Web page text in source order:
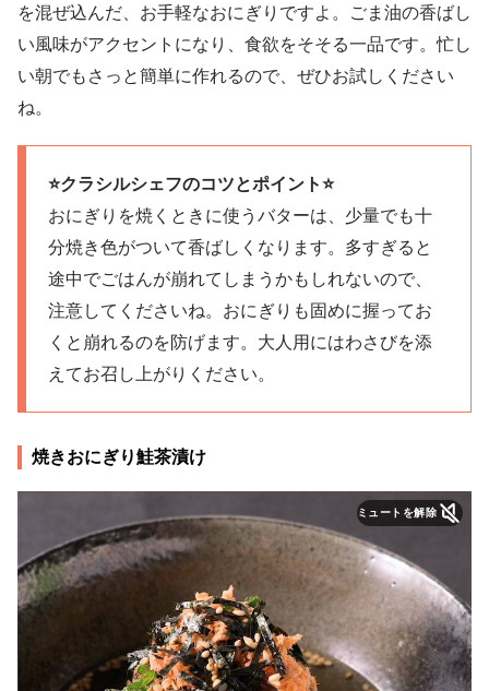
を混ぜ込んだ、お手軽なおにぎりですよ。ごま油の香ばし
い風味がアクセントになり、食欲をそそる一品です。忙し
い朝でもさっと簡単に作れるので、ぜひお試しください
ね。
⭐️クラシルシェフのコツとポイント⭐️
おにぎりを焼くときに使うバターは、少量でも十
分焼き色がついて香ばしくなります。多すぎると
途中でごはんが崩れてしまうかもしれないので、
注意してくださいね。おにぎりも固めに握ってお
くと崩れるのを防げます。大人用にはわさびを添
えてお召し上がりください。
焼きおにぎり鮭茶漬け
ミュートを解除